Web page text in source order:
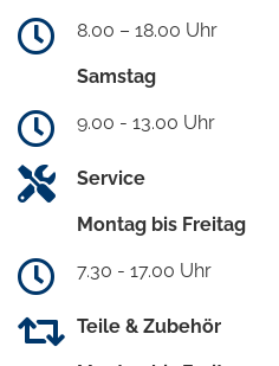
8.00 – 18.00 Uhr
Samstag
9.00 - 13.00 Uhr
Service
Montag bis Freitag
7.30 - 17.00 Uhr
Teile & Zubehör